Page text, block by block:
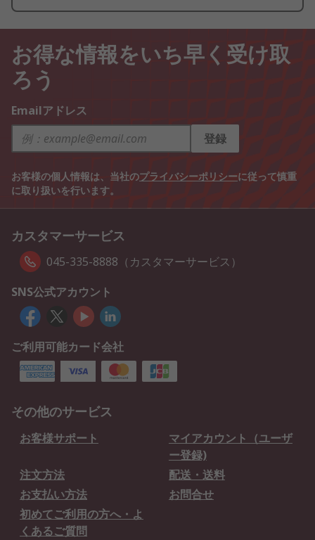
お得な情報をいち早く受け取
ろう
Emailアドレス
登録
お客様の個人情報は、当社のプライバシーポリシーに従って慎重
に取り扱いを行います。
カスタマーサービス
045-335-8888（カスタマーサービス）
SNS公式アカウント
ご利用可能カード会社
その他のサービス
お客様サポート
マイアカウント（ユーザ
ー登録)
注文方法
配送・送料
お支払い方法
お問合せ
初めてご利用の方へ・よ
くあるご質問